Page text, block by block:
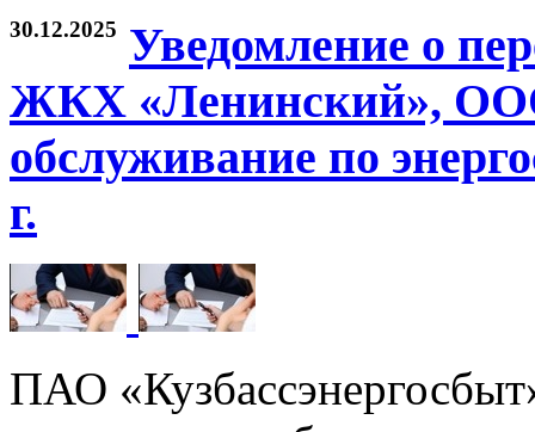
30.12.2025 Уведомление о
ЖКХ «Ленинский»,
обслуживание по
г.
ПАО